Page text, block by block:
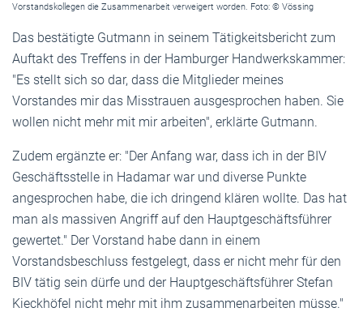
Vorstandskollegen die Zusammenarbeit verweigert worden. Foto: © Vössing
Das bestätigte Gutmann in seinem Tätigkeitsbericht zum
Auftakt des Treffens in der Hamburger Handwerkskammer:
"Es stellt sich so dar, dass die Mitglieder meines
Vorstandes mir das Misstrauen ausgesprochen haben. Sie
wollen nicht mehr mit mir arbeiten", erklärte Gutmann.
Zudem ergänzte er: "Der Anfang war, dass ich in der BIV
Geschäftsstelle in Hadamar war und diverse Punkte
angesprochen habe, die ich dringend klären wollte. Das hat
man als massiven Angriff auf den Hauptgeschäftsführer
gewertet." Der Vorstand habe dann in einem
Vorstandsbeschluss festgelegt, dass er nicht mehr für den
BIV tätig sein dürfe und der Hauptgeschäftsführer Stefan
Kieckhöfel nicht mehr mit ihm zusammenarbeiten müsse."